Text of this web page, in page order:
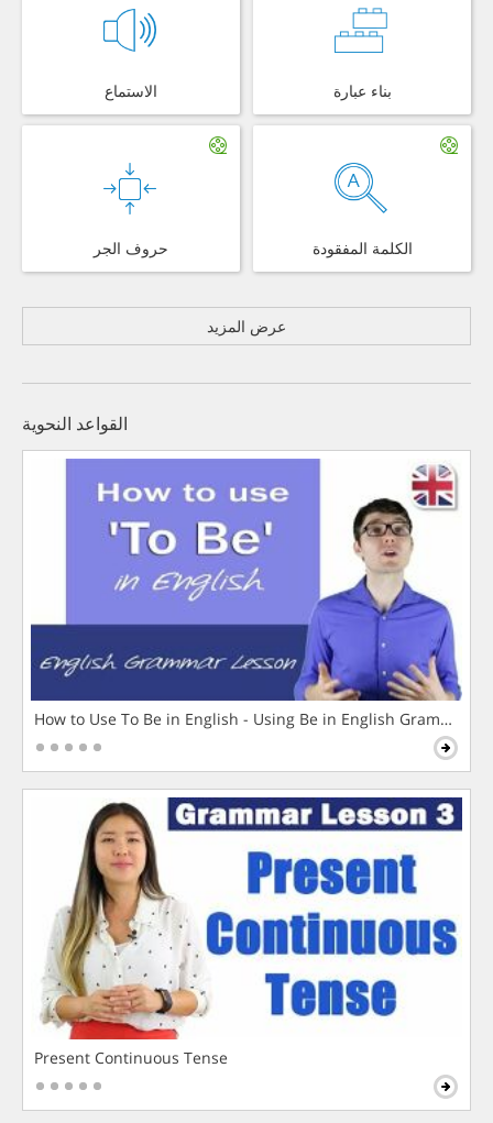
الاستماع بناء عبارة
حروف الجر الكلمة المفقودة
عرض المزيد
القواعد النحوية
How to Use To Be in English - Using Be in English Grammar
Present Continuous Tense